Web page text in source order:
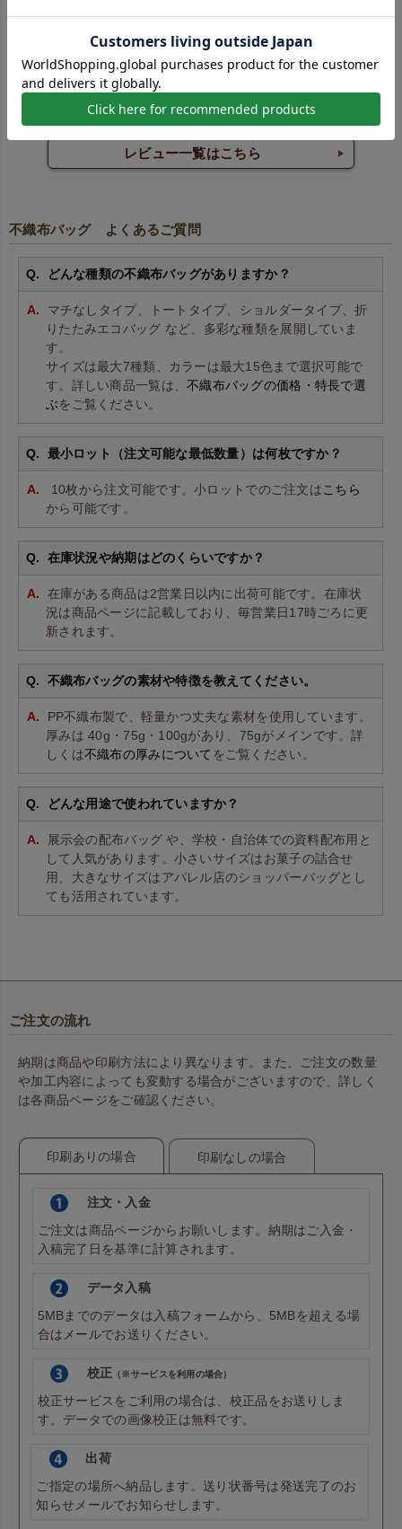
いろんなショップを比べましたが最安値でした。
レビュー一覧はこちら
不織布バッグ よくあるご質問
どんな種類の不織布バッグがありますか？
マチなしタイプ、トートタイプ、ショルダータイプ、折
りたたみエコバッグ など、多彩な種類を展開していま
す。
サイズは最大7種類、カラーは最大15色まで選択可能で
す。詳しい商品一覧は、不織布バッグの価格・特長で選
ぶをご覧ください。
最小ロット（注文可能な最低数量）は何枚ですか？
10枚から注文可能です。小ロットでのご注文はこちら
から可能です。
在庫状況や納期はどのくらいですか？
在庫がある商品は2営業日以内に出荷可能です。在庫状
況は商品ページに記載しており、毎営業日17時ごろに更
新されます。
不織布バッグの素材や特徴を教えてください。
PP不織布製で、軽量かつ丈夫な素材を使用しています。
厚みは 40g・75g・100gがあり、75gがメインです。詳
しくは不織布の厚みについて をご覧ください。
どんな用途で使われていますか？
展示会の配布バッグ や、学校・自治体での資料配布用と
して人気があります。小さいサイズはお菓子の詰合せ
用、大きなサイズはアパレル店のショッパーバッグとし
ても活用されています。
ご注文の流れ
納期は商品や印刷方法により異なります。また、ご注文の数量
や加工内容によっても変動する場合がございますので、詳しく
は各商品ページをご確認ください。
印刷ありの場合 印刷なしの場合
注文・入金
ご注文は商品ページからお願いします。納期はご入金・
入稿完了日を基準に計算されます。
データ入稿
5MBまでのデータは 入稿フォームから、5MBを超える場
合は メールでお送りください。
校正 （※サービスを利用の場合）
校正サービスをご利用の場合は、校正品をお送りしま
す。データでの画像校正は無料です。
出荷
ご指定の場所へ納品します。送り状番号は発送完了のお
知らせメールでお知らせします。